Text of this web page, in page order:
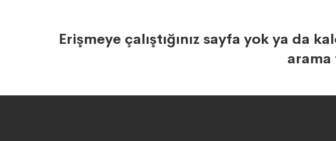
Erişmeye çalıştığınız sayfa yok ya da